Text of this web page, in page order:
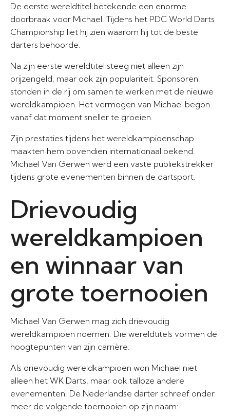
De eerste wereldtitel betekende een enorme
doorbraak voor Michael. Tijdens het PDC World Darts
Championship liet hij zien waarom hij tot de beste
darters behoorde.
Na zijn eerste wereldtitel steeg niet alleen zijn
prijzengeld, maar ook zijn populariteit. Sponsoren
stonden in de rij om samen te werken met de nieuwe
wereldkampioen. Het vermogen van Michael begon
vanaf dat moment sneller te groeien.
Zijn prestaties tijdens het wereldkampioenschap
maakten hem bovendien internationaal bekend.
Michael Van Gerwen werd een vaste publiekstrekker
tijdens grote evenementen binnen de dartsport.
Drievoudig
wereldkampioen
en winnaar van
grote toernooien
Michael Van Gerwen mag zich drievoudig
wereldkampioen noemen. Die wereldtitels vormen de
hoogtepunten van zijn carrière.
Als drievoudig wereldkampioen won Michael niet
alleen het WK Darts, maar ook talloze andere
evenementen. De Nederlandse darter schreef onder
meer de volgende toernooien op zijn naam: